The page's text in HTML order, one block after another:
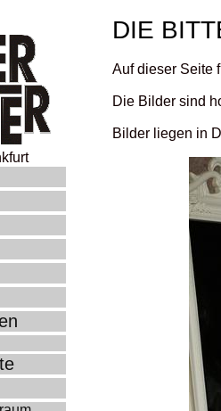
DIE
Auf dieser Seite
Die Bilder sind
Bilder liegen in